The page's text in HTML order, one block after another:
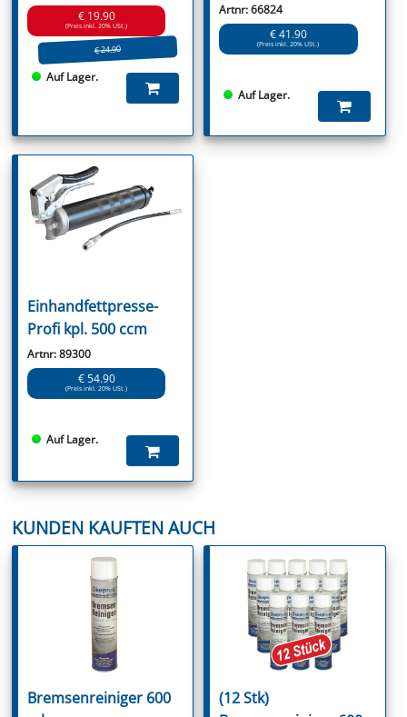
€ 19.90
(Preis inkl. 20% USt.)
€ 24.90
Auf Lager.
Artnr: 66824
€ 41.90
(Preis inkl. 20% USt.)
Auf Lager.
Einhandfettpresse-
Profi kpl. 500 ccm
Artnr: 89300
€ 54.90
(Preis inkl. 20% USt.)
Auf Lager.
KUNDEN KAUFTEN AUCH
Bremsenreiniger 600
(12 Stk)